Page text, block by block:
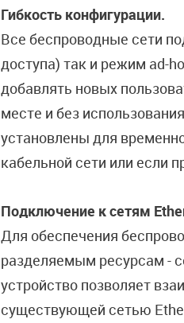
Гибкость конфигурации.
Все беспроводные сети
доступа) так и режим ad-
добавлять новых
месте и без
установлены для
кабельной сети или если
Подключение к сетям
Для обеспечения
разделяемым ресурсам -
устройство позволяет
существующей сетью